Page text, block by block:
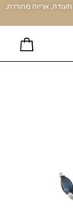
ומגיעים בליווי תעודה, אריזה מהודרת,